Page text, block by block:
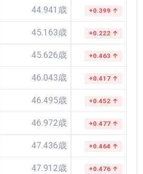
44.941歳 +0.399 ↑
45.163歳 +0.222 ↑
45.626歳 +0.463 ↑
46.043歳 +0.417 ↑
46.495歳 +0.452 ↑
46.972歳 +0.477 ↑
47.436歳 +0.464 ↑
47.912歳 +0.476 ↑